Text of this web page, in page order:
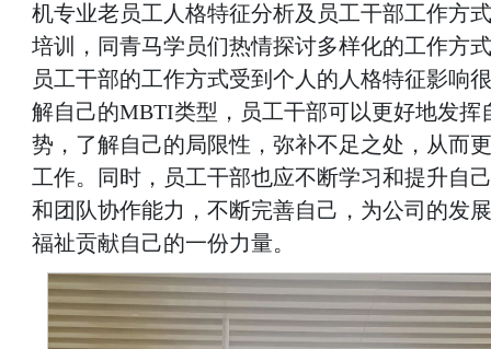
机专业老员工人格特征分析及员工干部工作方
培训，同青马学员们热情探讨多样化的工作方
员工干部的工作方式受到个人的人格特征影响
解自己的MBTI类型，员工干部可以更好地发挥
势，了解自己的局限性，弥补不足之处，从而
工作。同时，员工干部也应不断学习和提升自
和团队协作能力，不断完善自己，为公司的发
福祉贡献自己的一份力量。